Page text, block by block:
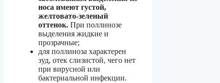
носа имеют густой,
желтовато-зеленый
оттенок. При поллинозе
выделения жидкие и
прозрачные;
для поллиноза характерен
зуд, отек слизистой, чего нет
при вирусной или
бактериальной инфекции.